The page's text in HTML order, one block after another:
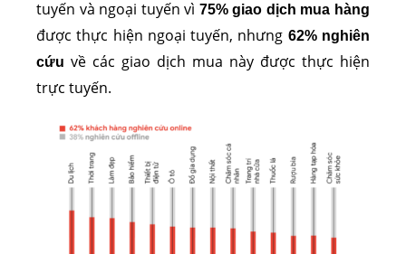
tuyến và ngoại tuyến vì 75% giao dịch mua hàng
được thực hiện ngoại tuyến, nhưng 62% nghiên
cứu về các giao dịch mua này được thực hiện
trực tuyến.